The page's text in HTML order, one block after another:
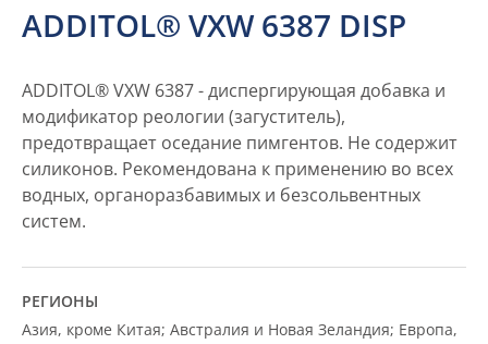
ADDITOL® VXW 6387 DISP
ADDITOL® VXW 6387 - диспергирующая добавка и
модификатор реологии (загуститель),
предотвращает оседание пимгентов. Не содержит
силиконов. Рекомендована к применению во всех
водных, органоразбавимых и безсольвентных
систем.
РЕГИОНЫ
Азия, кроме Китая; Австралия и Новая Зеландия; Европа,